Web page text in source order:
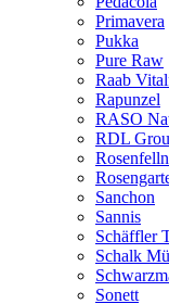
Primavera
Pukka
Pure Raw
Raab
Rapunzel
RASO
RDL
Sanchon
Sannis
Schäffler
Schalk
Sonett